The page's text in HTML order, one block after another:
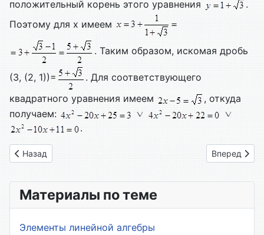
положительный корень этого уравнения
.
Поэтому для x имеем
. Таким образом, искомая дробь
(3, (2, 1))=
. Для соответствующего
квадратного уравнения имеем
, откуда
получаем:
.
Предыдущий: 10. Подходящие дроби как наилучшие
Назад Следующий:
Вперед
Материалы по теме
Элементы линейной алгебры